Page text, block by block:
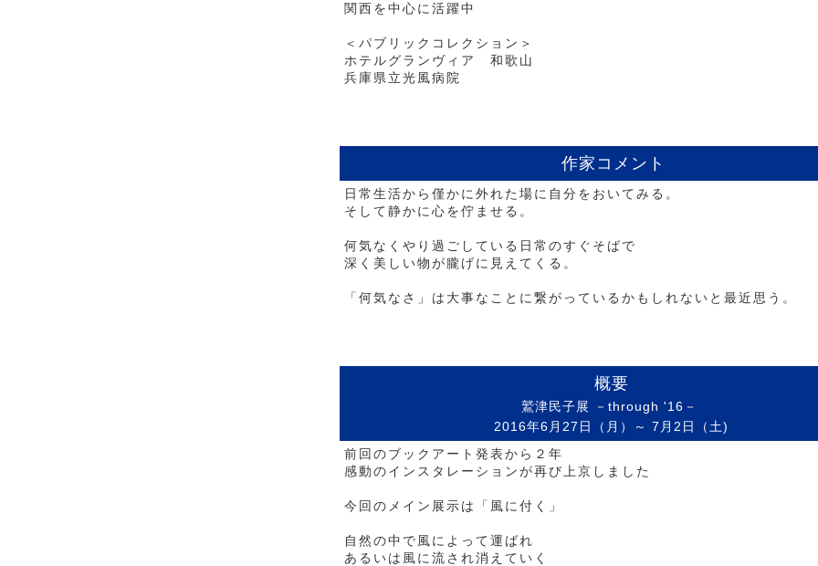
関西を中心に活躍中
＜パブリックコレクション＞
ホテルグランヴィア 和歌山
兵庫県立光風病院
作家コメント
日常生活から僅かに外れた場に自分をおいてみる。
そして静かに心を佇ませる。
何気なくやり過ごしている日常のすぐそばで
深く美しい物が朧げに見えてくる。
「何気なさ」は大事なことに繋がっているかもしれないと最近思う。
概要
鷲津民子展 －through '16－
2016年6月27日（月）～ 7月2日（土)
前回のブックアート発表から２年
感動のインスタレーションが再び上京しました
今回のメイン展示は「風に付く」
自然の中で風によって運ばれ
あるいは風に流され消えていく